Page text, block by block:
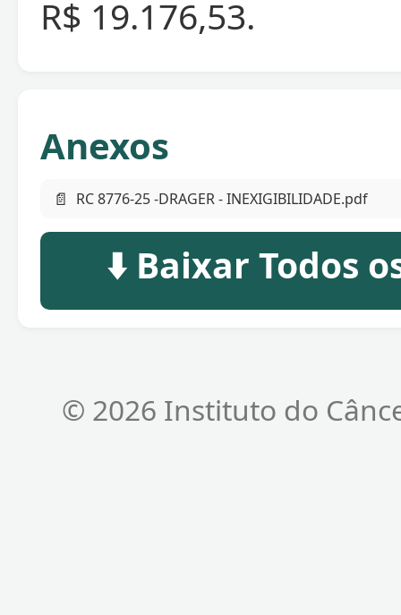
R$ 19.176,53.
Anexos
📄 RC 8776-25 -DRAGER - INEXIGIBILIDADE.pdf
⬇️ Baixar Todos
© 2026 Instituto do